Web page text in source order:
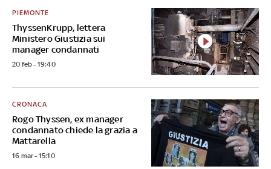
ThyssenKrupp, lettera
Ministero Giustizia sui
manager condannati
PIEMONTE
20 feb - 19:40
Rogo Thyssen, ex manager
condannato chiede la grazia a
Mattarella
CRONACA
16 mar - 15:10